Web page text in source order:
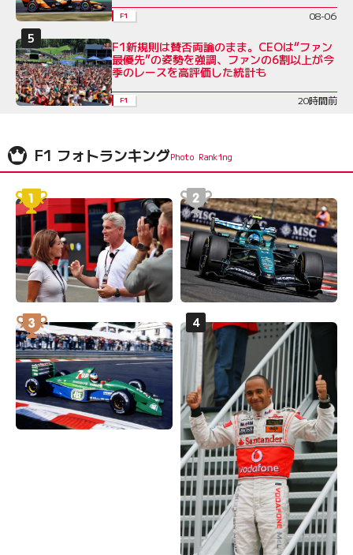
F1 08-06
F1新規則は賛否両論のまま。CEOは“ファン
最優先”の姿勢を強調、ファンの6割以上が今
季のレースを高評価した統計も
F1 20時間前
F1 フォトランキング